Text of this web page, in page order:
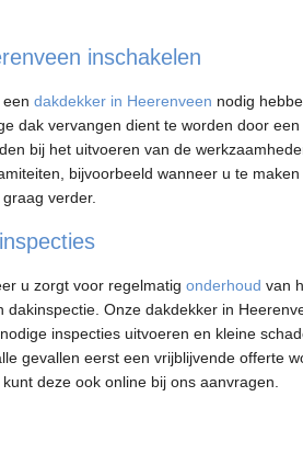
inschakelen
dakdekker in Heerenveen nodig
dak vervangen dient te worden door
bij het uitvoeren van de
bijvoorbeeld wanneer u te
verder.
u zorgt voor regelmatig onderhoud van
Onze dakdekker in
inspecties uitvoeren en kleine
gevallen eerst een vrijblijvende offerte
deze ook online bij ons aanvragen.